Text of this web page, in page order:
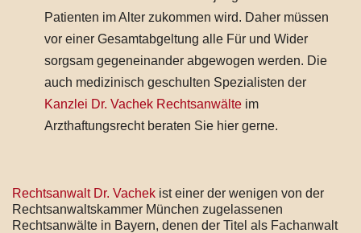
Patienten im Alter zukommen wird. Daher müssen
vor einer Gesamtabgeltung alle Für und Wider
sorgsam gegeneinander abgewogen werden. Die
auch medizinisch geschulten Spezialisten der
Kanzlei Dr. Vachek Rechtsanwälte im
Arzthaftungsrecht beraten Sie hier gerne.
Rechtsanwalt Dr. Vachek ist einer der wenigen von der
Rechtsanwaltskammer München zugelassenen
Rechtsanwälte in Bayern, denen der Titel als Fachanwalt